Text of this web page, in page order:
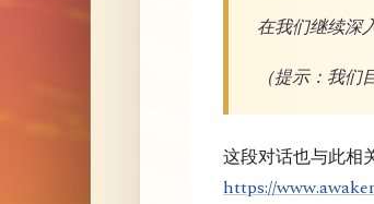
在我们继续深
（提示：我
这段对话也与此相
https://